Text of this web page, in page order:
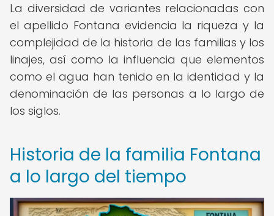
La diversidad de variantes relacionadas con
el apellido Fontana evidencia la riqueza y la
complejidad de la historia de las familias y los
linajes, así como la influencia que elementos
como el agua han tenido en la identidad y la
denominación de las personas a lo largo de
los siglos.
Historia de la familia Fontana
a lo largo del tiempo